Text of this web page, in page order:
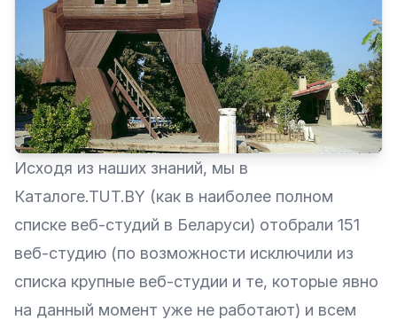
Исходя из наших знаний, мы в
Каталоге.TUT.BY (как в наиболее полном
списке веб-студий в Беларуси) отобрали 151
веб-студию (по возможности исключили из
списка крупные веб-студии и те, которые явно
на данный момент уже не работают) и всем